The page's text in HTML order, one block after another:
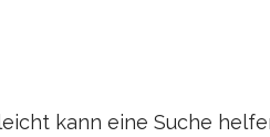
kann eine Suche